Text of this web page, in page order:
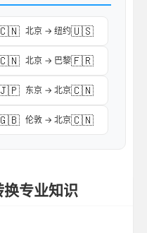
北京 → 纽约🇺🇸
北京 → 巴黎🇫🇷
东京 → 北京🇨🇳
伦敦 → 北京🇨🇳
专业知识